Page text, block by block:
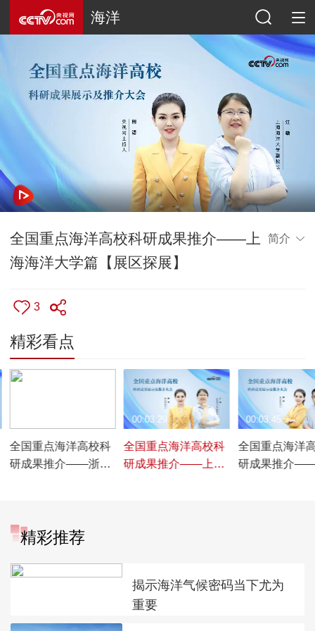
海洋
全国重点海洋高校科研成果推介——上
海海洋大学篇【展区探展】
简介
3
精彩看点
全国重点海洋高校科
研成果推介——浙江
全国重点海洋高校科
研成果推介——上海
00:03:29
全国重点海洋
研成果推介
00:03:45
精彩推荐
揭示海洋气候密码当下尤为
重要